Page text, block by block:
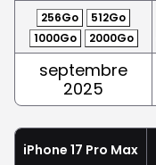
256Go
512Go
1000Go
2000Go
septembre
2025
iPhone 17 Pro Max